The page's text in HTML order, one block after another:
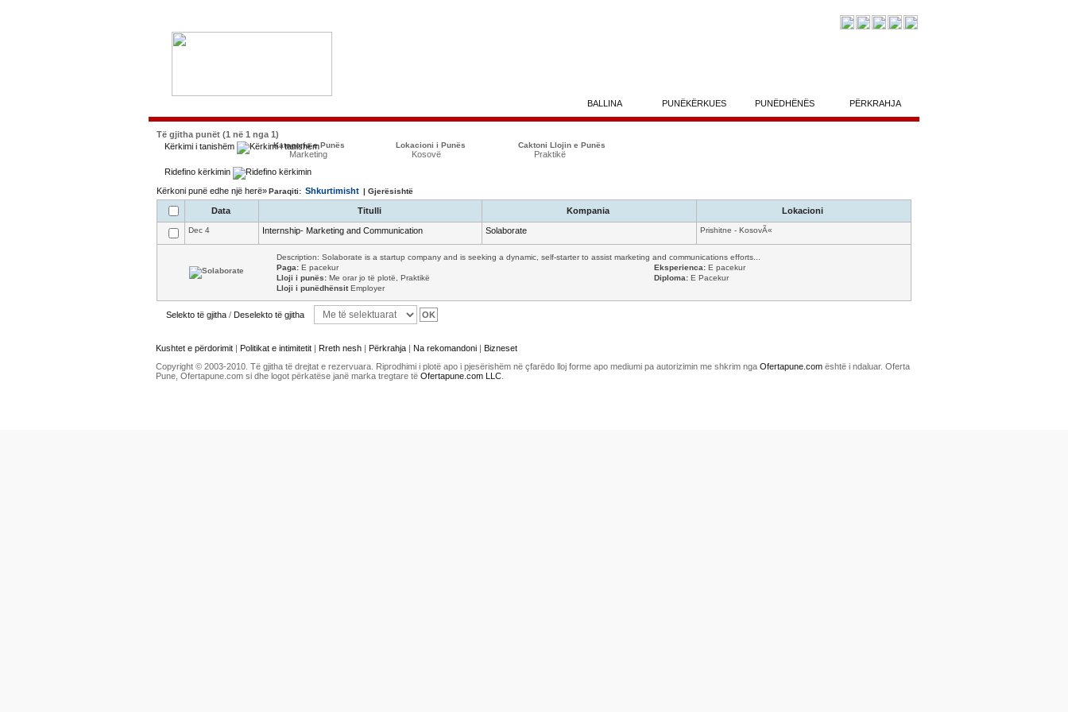
BALLINA PUNËKËRKUES PUNËDHËNËS PËRKRAHJA
Të gjitha punët (1 në 1 nga 1)
Kërkimi i tanishëm
Kategoria e Punës
Marketing
Lokacioni i Punës
Kosovë
Caktoni Llojin e Punës
Praktikë
Ridefino kërkimin
Kërkoni punë edhe një herë»Paraqiti: Shkurtimisht | Gjerësishtë
Data Titulli Kompania Lokacioni
Dec 4 Internship- Marketing and Communication Solaborate Prishitne - KosovÃ«
Description: Solaborate is a startup company and is seeking a dynamic, self-starter to assist marketing and communications efforts...
Paga: E pacekur Eksperienca: E pacekur
Lloji i punës: Me orar jo të plotë, Praktikë Diploma: E Pacekur
Lloji i punëdhënsitEmployer
Selekto të gjitha / Deselekto të gjitha
Kushtet e përdorimit | Politikat e intimitetit | Rreth nesh | Përkrahja | Na rekomandoni | Bizneset
Copyright © 2003-2010. Të gjitha të drejtat e rezervuara. Riprodhimi i plotë apo i pjesërishëm në çfarëdo lloj forme apo mediumi pa autorizimin me shkrim nga Ofertapune.com është i ndaluar. Oferta
Pune, Ofertapune.com si dhe logot përkatëse janë marka tregtare të Ofertapune.com LLC